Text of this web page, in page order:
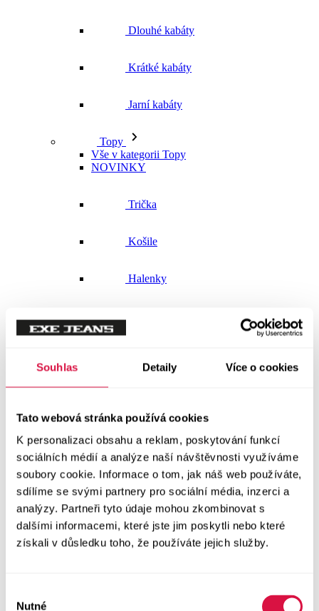
Souhlas Detaily Více o cookies
Tato webová stránka používá cookies
K personalizaci obsahu a reklam, poskytování funkcí
sociálních médií a analýze naší návštěvnosti využíváme
soubory cookie. Informace o tom, jak náš web používáte,
sdílíme se svými partnery pro sociální média, inzerci a
analýzy. Partneři tyto údaje mohou zkombinovat s
dalšími informacemi, které jste jim poskytli nebo které
získali v důsledku toho, že používáte jejich služby.
Nutné
Dlouhé kabáty
Krátké kabáty
Jarní kabáty
Topy
Vše v kategorii Topy
NOVINKY
Trička
Košile
Halenky
Vše v kategorii Svetry a mikiny
Mikiny
Svetry
Šaty a sukně
Vše v kategorii Šaty a sukně
NOVINKY
Letní šaty